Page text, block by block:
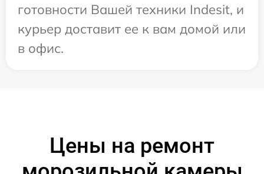
готовности Вашей техники Indesit, и
курьер доставит ее к вам домой или
в офис.
Цены на ремонт